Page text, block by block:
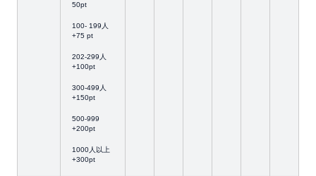
50pt
100- 199人
+75 pt
202-299人
+100pt
300-499人
+150pt
500-999
+200pt
1000人以上
+300pt